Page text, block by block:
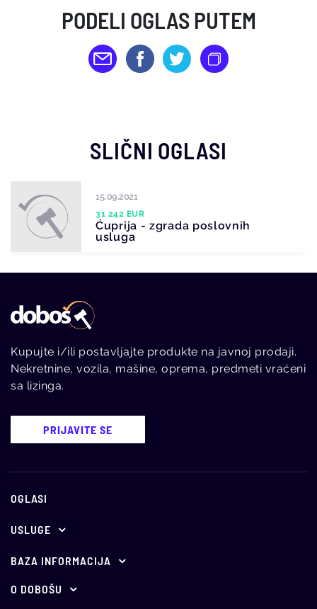
PODELI OGLAS PUTEM
SLIČNI OGLASI
15.09.2021
31 242 EUR
Ćuprija - zgrada poslovnih
usluga
Kupujte i/ili postavljajte produkte na javnoj prodaji.
Nekretnine, vozila, mašine, oprema, predmeti vraćeni
sa lizinga.
PRIJAVITE SE
OGLASI
USLUGE
Ponuda za oglašavanje
E-aukcije
BAZA INFORMACIJA
Propisi
O DOBOŠU